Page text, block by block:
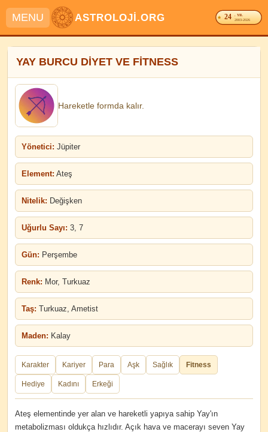
MENU ASTROLOJİ.ORG 24 . YIL
2003-2026
YAY BURCU DİYET VE FİTNESS
Hareketle formda kalır.
Yönetici: Jüpiter
Element: Ateş
Nitelik: Değişken
Uğurlu Sayı: 3, 7
Gün: Perşembe
Renk: Mor, Turkuaz
Taş: Turkuaz, Ametist
Maden: Kalay
Karakter Kariyer Para Aşk Sağlık Fitness
Hediye Kadını Erkeği
Ateş elementinde yer alan ve hareketli yapıya sahip Yay'ın
metabolizması oldukça hızlıdır. Açık hava ve macerayı seven Yay